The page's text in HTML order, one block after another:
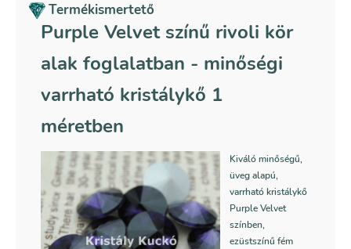
Termékismertető
Purple Velvet színű rivoli kör
alak foglalatban - minőségi
varrható kristálykő 1
méretben
Kiváló minőségű,
üveg alapú,
varrható kristálykő
Purple Velvet
színben,
ezüstszínű fém